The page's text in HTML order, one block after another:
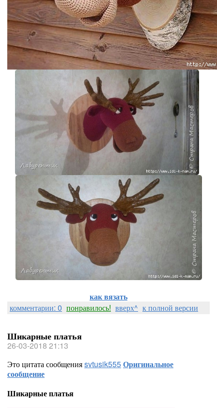
как вязать
комментарии: 0 понравилось! вверх^ к полной версии
Шикарные платья
26-03-2018 21:13
Это цитата сообщенияsvtusik555Оригинальное
сообщение
Шикарные платья